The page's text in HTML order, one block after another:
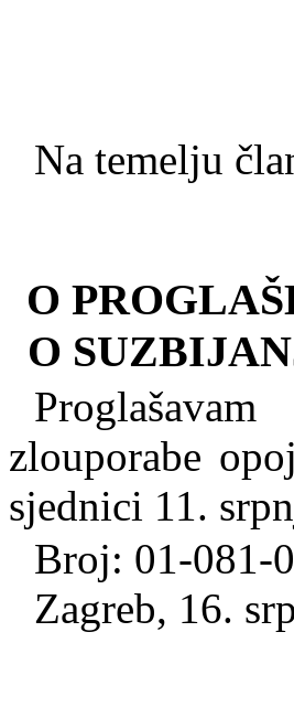
Na teme­lju
O
O
zlouporabe
sjednici 11.
Broj: 01-081-
Zagreb, 16.